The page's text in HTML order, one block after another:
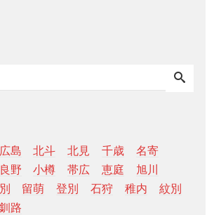
島 北斗 北見 千歳
名寄
野 小樽 帯広 恵庭
旭川
留萌 登別 石狩 稚内
紋別
釧路